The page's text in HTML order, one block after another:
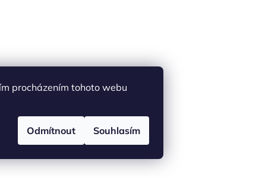
procházením tohoto webu
Odmítnout Souhlasím